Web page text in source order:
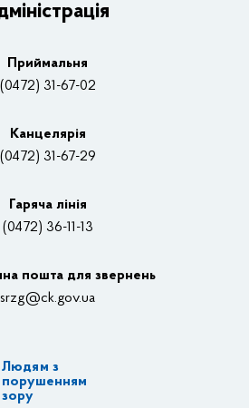
нормативно-правові засади
Нагороди
Контакти
підрозділи ОДА
ОДА
Приймальня
(0472) 31-67-02
Канцелярiя
(0472) 31-67-29
Гаряча лінія
(0472) 36-11-13
пошта для звернень
srzg@ck.gov.ua
Людям з
порушенням
зору